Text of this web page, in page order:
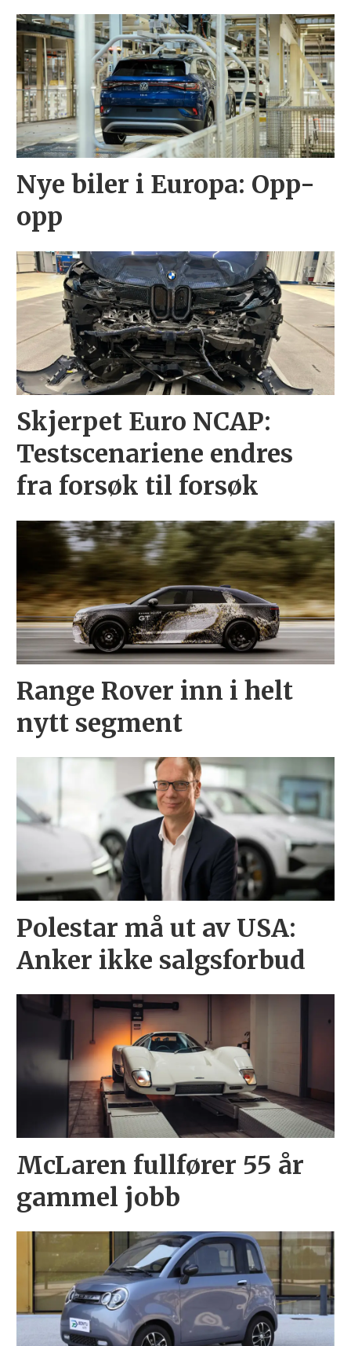
Nye biler i Europa: Opp-
opp
Skjerpet Euro NCAP:
Testscenariene endres
fra forsøk til forsøk
Range Rover inn i helt
nytt segment
Polestar må ut av USA:
Anker ikke salgsforbud
McLaren fullfører 55 år
gammel jobb